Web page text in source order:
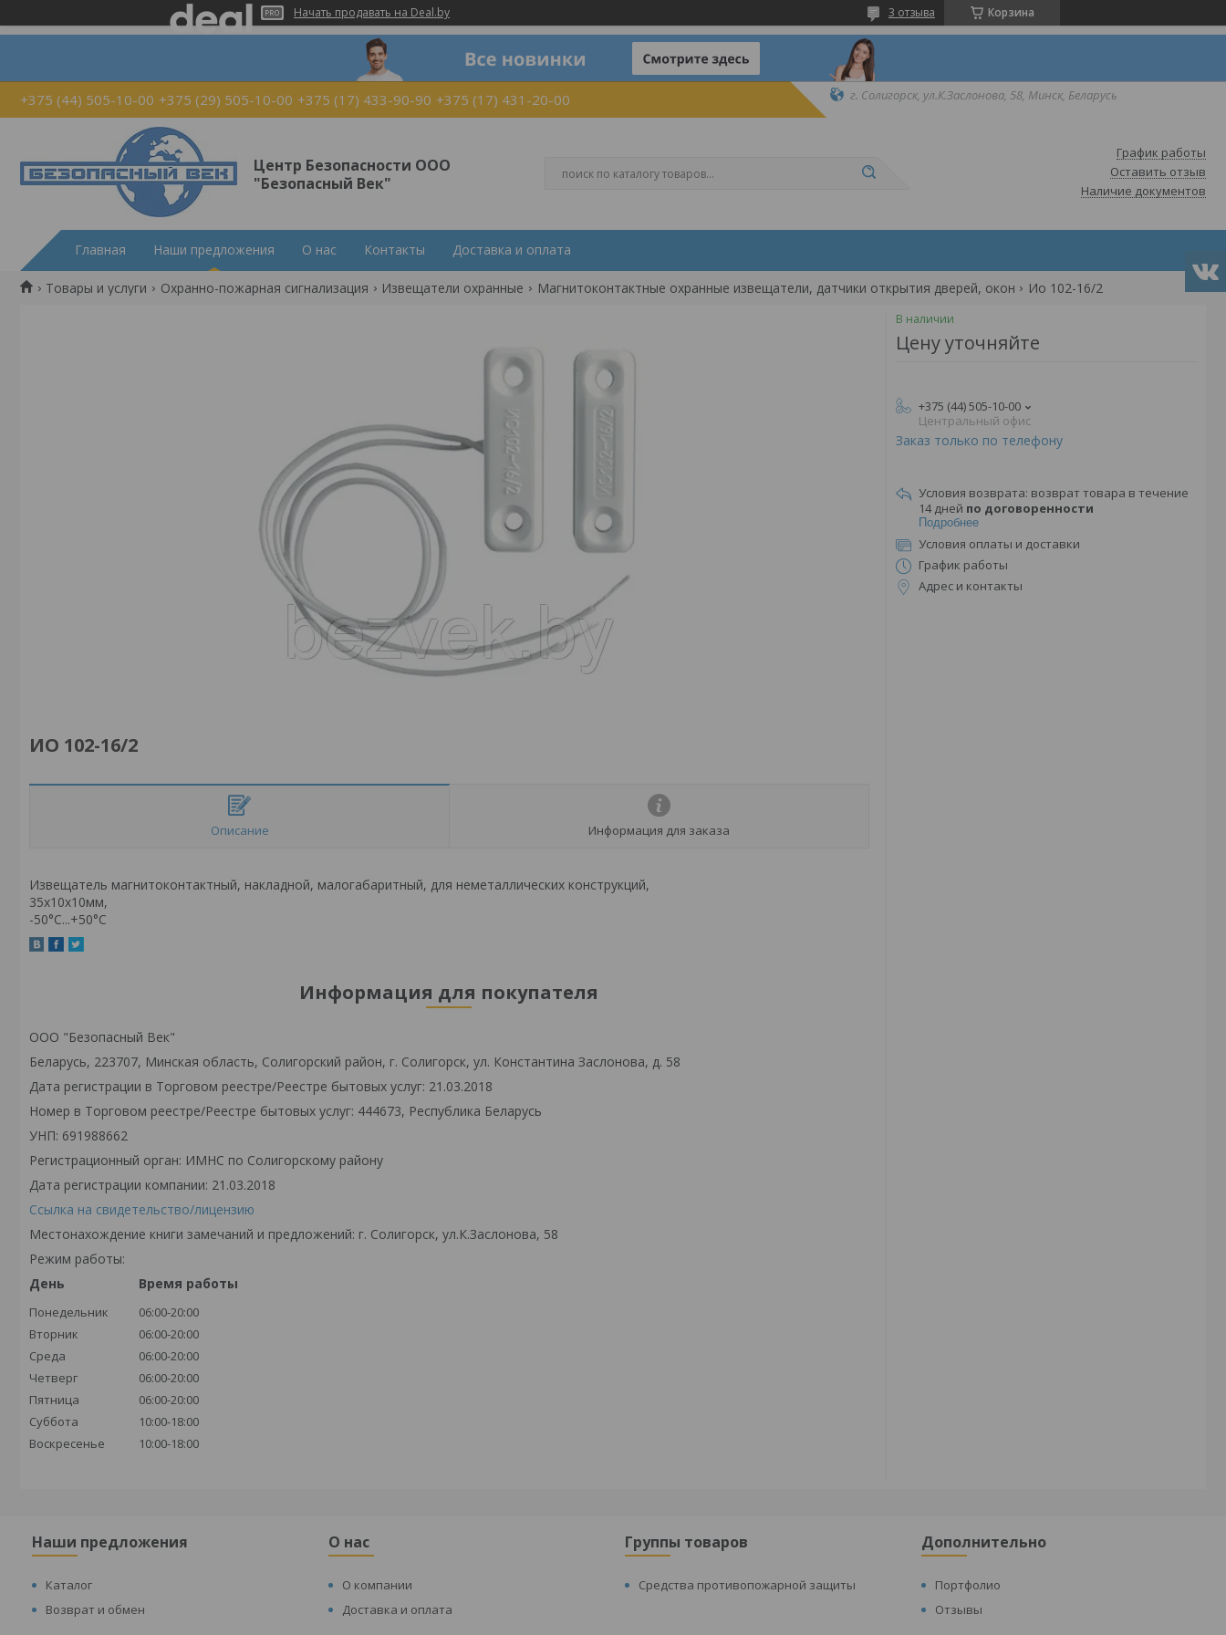
Начать продавать на Deal.by Корзина
3 отзыва
+375 (44) 505-10-00 +375 (29) 505-10-00 +375 (17) 433-90-90 +375 (17) 431-20-00 г. Солигорск, ул.К.Заслонова, 58, Минск, Беларусь
Центр Безопасности ООО
"Безопасный Век"
График работы
Оставить отзыв
Наличие документов
Главная Наши предложения О нас Контакты Доставка и оплата
Товары и услуги Охранно-пожарная сигнализация Извещатели охранные Магнитоконтактные охранные извещатели, датчики открытия дверей, окон Ио 102-16/2
ИО 102-16/2
Описание Информация для заказа
Извещатель магнитоконтактный, накладной, малогабаритный, для неметаллических конструкций,
35х10х10мм,
-50°С...+50°С
Информация для покупателя
ООО "Безопасный Век"
Беларусь, 223707, Минская область, Солигорский район, г. Солигорск, ул. Константина Заслонова, д. 58
Дата регистрации в Торговом реестре/Реестре бытовых услуг: 21.03.2018
Номер в Торговом реестре/Реестре бытовых услуг: 444673, Республика Беларусь
УНП: 691988662
Регистрационный орган: ИМНС по Солигорскому району
Дата регистрации компании: 21.03.2018
Ссылка на свидетельство/лицензию
Местонахождение книги замечаний и предложений: г. Солигорск, ул.К.Заслонова, 58
Режим работы:
День
Время работы
Понедельник
06:00-20:00
Вторник
06:00-20:00
Среда
06:00-20:00
Четверг
06:00-20:00
Пятница
06:00-20:00
Суббота
10:00-18:00
Воскресенье
10:00-18:00
В наличии
Цену уточняйте
+375 (44) 505-10-00
Центральный офис
Заказ только по телефону
возврат товара в течение
14 дней по договоренности
Подробнее
Условия оплаты и доставки
График работы
Адрес и контакты
Наши предложения
Каталог
Возврат и обмен
О нас
О компании
Доставка и оплата
Группы товаров
Средства противопожарной защиты
Дополнительно
Портфолио
Отзывы